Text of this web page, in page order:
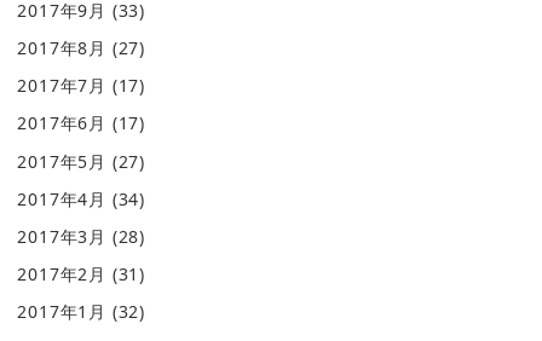
2017年9月 (33)
2017年8月 (27)
2017年7月 (17)
2017年6月 (17)
2017年5月 (27)
2017年4月 (34)
2017年3月 (28)
2017年2月 (31)
2017年1月 (32)